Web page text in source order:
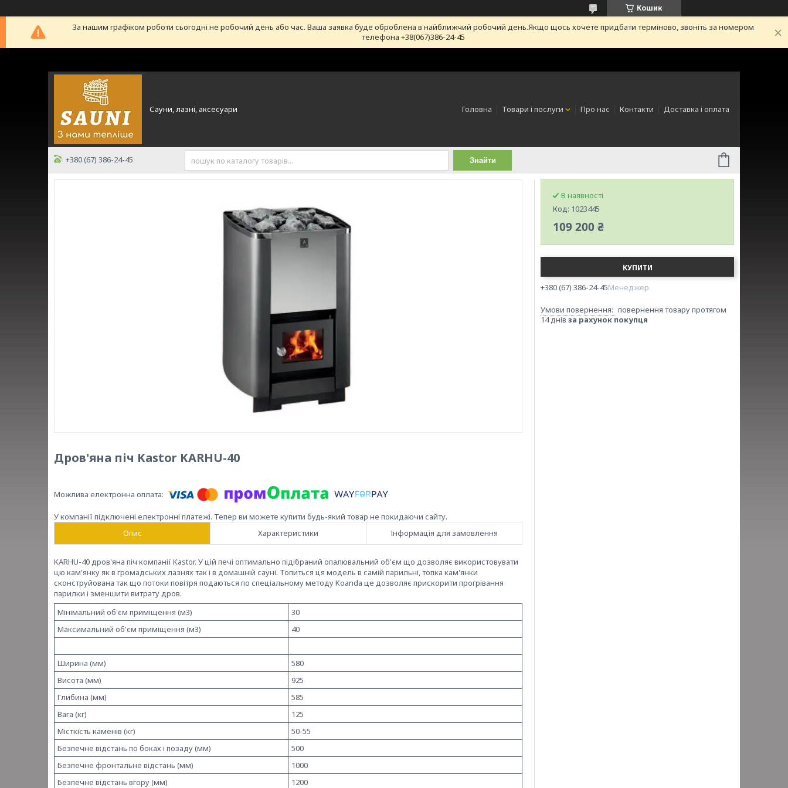
Кошик
За нашим графіком роботи сьогодні не робочий день або час. Ваша заявка буде оброблена в найближчий робочий день.Якщо щось хочете придбати терміново, звоніть за номером
телефона +38(067)386-24-45
Сауни, лазні, аксесуари Головна Товари і послуги Про нас Контакти Доставка і оплата
+380 (67) 386-24-45 Знайти
Дров'яна піч Kastor KARHU-40
У компанії підключені електронні платежі. Тепер ви можете купити будь-який товар не покидаючи сайту.
Опис
Характеристики Інформація для замовлення
KARHU-40 дров'яна піч компанії Kastor. У цій печі оптимально підібраний опалювальний об'єм що дозволяє використовувати
цю кам'янку як в громадських лазнях так і в домашній сауні. Топиться ця модель в самій парильні, топка кам'янки
сконструйована так що потоки повітря подаються по спеціальному методу Koanda це дозволяє прискорити прогрівання
парилки і зменшити витрату дров.
Мінімальний об'єм приміщення (м3)
30
Максимальний об'єм приміщення (м3)
40
Ширина (мм)
580
Висота (мм)
925
Глибина (мм)
585
Вага (кг)
125
Місткість каменів (кг)
50-55
Безпечне відстань по боках і позаду (мм)
500
Безпечне фронтальне відстань (мм)
1000
Безпечне відстань вгору (мм)
1200
В наявності
Код: 1023445
109 200 ₴
КУПИТИ
+380 (67) 386-24-45Менеджер
повернення товару протягом
14 днів за рахунок покупця